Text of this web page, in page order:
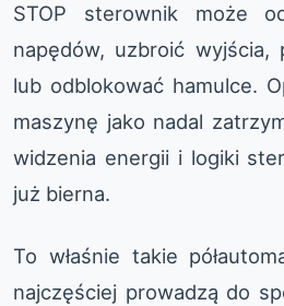
STOP sterownik może
napędów, uzbroić wyjścia,
lub odblokować hamulce.
maszynę jako nadal
widzenia energii i logiki
już bierna.
To właśnie takie
najczęściej prowadzą do